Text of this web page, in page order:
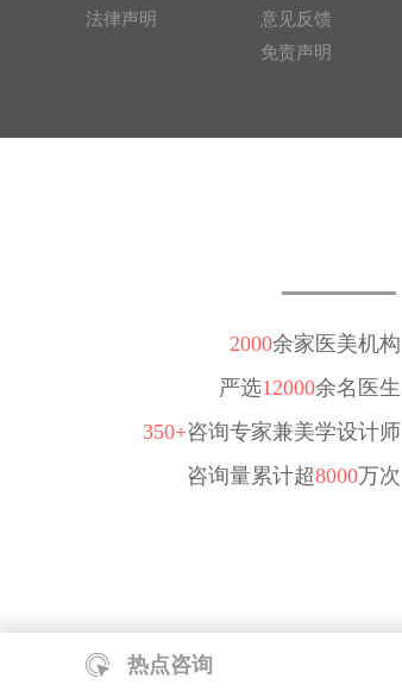
热点咨询
法律声明
意见反馈
免责声明
2000余家医美机构
严选12000余名医生
350+咨询专家兼美学设计师
咨询量累计超8000万次